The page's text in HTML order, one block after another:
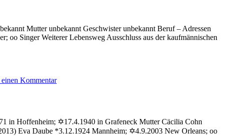
Mutter unbekannt Geschwister unbekannt Beruf – Adressen
Singer Weiterer Lebensweg Ausschluss aus der kaufmännischen
einen Kommentarzu
in Hoffenheim; ✡17.4.1940 in Grafeneck Mutter Cäcilia Cohn
Eva Daube *3.12.1924 Mannheim; ✡4.9.2003 New Orleans; oo